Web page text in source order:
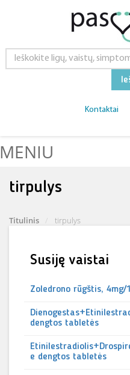
Kontaktai
MENIU
tirpulys
Titulinis tirpulys
Susiję vaistai
Zoledrono rūgštis,
dengtos tabletės
e dengtos tabletės